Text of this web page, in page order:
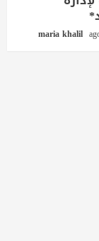
maria khalil